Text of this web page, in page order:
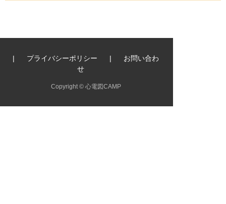
| プライバシーポリシー |
お問い合わ
せ
Copyright © 心電図CAMP